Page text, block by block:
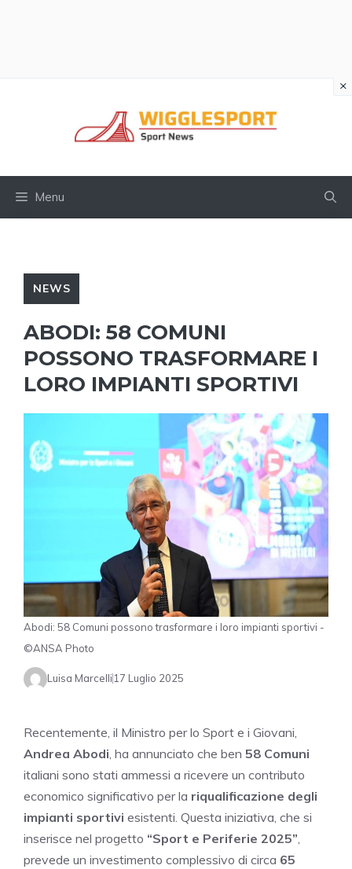
Menu
NEWS
ABODI: 58 COMUNI
POSSONO TRASFORMARE I
LORO IMPIANTI SPORTIVI
Abodi: 58 Comuni possono trasformare i loro impianti sportivi -
©ANSA Photo
Luisa Marcelli17 Luglio 2025
Recentemente, il Ministro per lo Sport e i Giovani,
Andrea Abodi , ha annunciato che ben 58 Comuni
italiani sono stati ammessi a ricevere un contributo
economico significativo per la riqualificazione degli
impianti sportivi esistenti. Questa iniziativa, che si
inserisce nel progetto “Sport e Periferie 2025”
prevede un investimento complessivo di circa 65
×